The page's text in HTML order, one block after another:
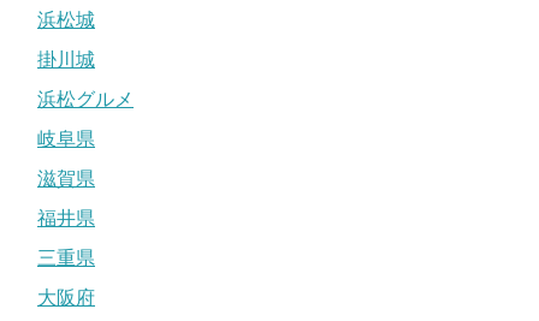
浜松城
掛川城
浜松グルメ
岐阜県
滋賀県
福井県
三重県
大阪府